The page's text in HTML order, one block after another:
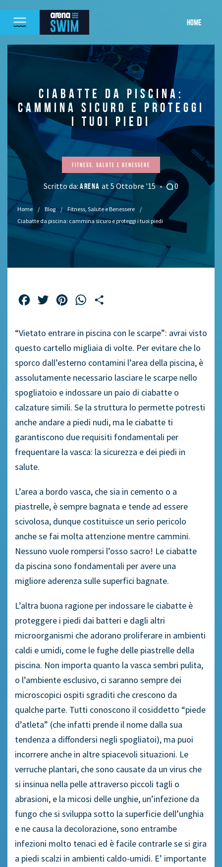
HOME
CIABATTE DA PISCINA:
CAMMINA SICURO E PROTEGGI
I TUOI PIEDI
Fitness, Salute e Benessere
Scritto da: ARENA at 5 Ottobre '15 0
Home Blog
Fitness, Salute e Benessere
Ciabatte da piscina: cammina sicuro e proteggi i tuoi piedi
FacebookTwitterPinterestWhatsApp
“Vietato entrare in piscina con le scarpe”: avrai visto
questo cartello migliaia di volte. Per evitare che lo
sporco dall’esterno contamini l’area della piscina, è
assolutamente necessario lasciare le scarpe nello
spogliatoio e indossare un paio di ciabatte o
calzature simili. Se la struttura lo permette potresti
anche andare a piedi nudi, ma le ciabatte ti
garantiscono due requisiti fondamentali per
frequentare la vasca: la sicurezza e dei piedi in
salute.
L’area a bordo vasca, che sia in cemento o a
piastrelle, è sempre bagnata e tende ad essere
scivolosa, dunque costituisce un serio pericolo
anche se fai molta attenzione mentre cammini.
Nessuno vuole rompersi l’osso sacro! Le ciabatte
da piscina sono fondamentali per avere una
migliore aderenza sulle superfici bagnate.
L’altra buona ragione per indossare le ciabatte è
proteggere i piedi dai batteri e dagli altri
microorganismi che adorano proliferare in ambienti
caldi e umidi, come le fughe delle piastrelle della
piscina. Non importa quanto la vasca sembri pulita,
o l’ambiente esclusivo, ci saranno sempre dei
microscopici ospiti sgraditi che crescono da
qualche parte. Tutti conoscono il cosiddetto “piede
d’atleta” (che infatti prende il nome dalla sua
tendenza a diffondersi negli spogliatoi), ma puoi
incorrere anche in altre spiacevoli situazioni. Le
verruche plantari, che sono causate da un virus che
si insinua nella pelle attraverso piccoli tagli o
abrasioni, e la micosi delle unghie, un’infezione da
fungo che si sviluppa sotto la superficie dell’unghia
e ne causa la decolorazione, sono entrambe
infezioni molto tenaci ed è facile contrarle se si gira
a piedi scalzi in ambienti caldo-umidi. E’ importante